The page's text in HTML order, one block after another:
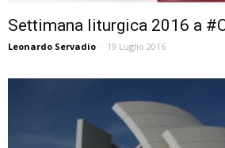
Settimana liturgica 2016 a
Leonardo Servadio - 19 Luglio 2016